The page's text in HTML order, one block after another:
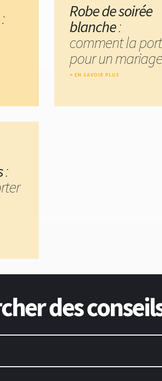
:
Robe de soirée
blanche:
comment la
pour un
EN SAVOIR PLUS
:
des